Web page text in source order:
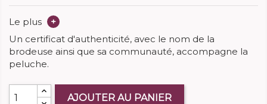
Le plus
+
Un certificat d'authenticité, avec le nom de la
brodeuse ainsi que sa communauté, accompagne la
peluche.
AJOUTER AU PANIER